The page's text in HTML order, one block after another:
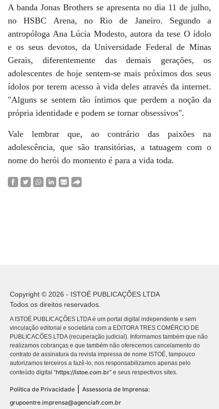
A banda Jonas Brothers se apresenta no dia 11 de julho,
no HSBC Arena, no Rio de Janeiro. Segundo a
antropóloga Ana Lúcia Modesto, autora da tese O ídolo
e os seus devotos, da Universidade Federal de Minas
Gerais, diferentemente das demais gerações, os
adolescentes de hoje sentem-se mais próximos dos seus
ídolos por terem acesso à vida deles através da internet.
"Alguns se sentem tão íntimos que perdem a noção da
própria identidade e podem se tornar obsessivos".
Vale lembrar que, ao contrário das paixões na
adolescência, que são transitórias, a tatuagem com o
nome do herói do momento é para a vida toda.
Copyright © 2026 - ISTOÉ PUBLICAÇÕES LTDA
Todos os direitos reservados.
A ISTOÉ PUBLICAÇÕES LTDA é um portal digital independente e sem
vinculação editorial e societária com a EDITORA TRES COMÉRCIO DE
PUBLICACÕES LTDA (recuperação judicial). Informamos também que não
realizamos cobranças e que também não oferecemos cancelamento do
contrato de assinatura da revista impressa de nome ISTOÉ, tampouco
autorizamos terceiros a fazê-lo, nos responsabilizamos apenas pelo
conteúdo digital “https://istoe.com.br” e seus respectivos sites.
Política de Privacidade
Assessoria de Imprensa:
grupoentre.imprensa@agenciafr.com.br